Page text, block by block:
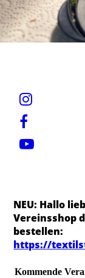
NEU: Hallo
Vereinsshop
bestellen:
https://
Kommende